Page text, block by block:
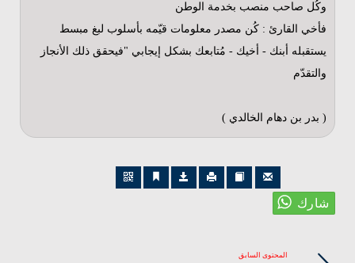
وكُل صاحب منصب بخدمة الوطن
فأخي القارئ : كُن مصدر معلومات قيّمه بأسلوب لبغ مبسط
يستقبله أبنك - أخيك - مُتابعك بشكل إيجابي "فيحقق ذلك الأنجاز
والتقدّم
( بدر بن دهام الخالدي )
المحتوى السابق